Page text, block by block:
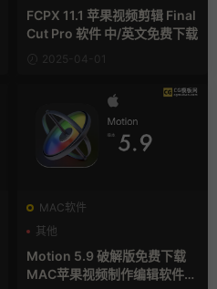
FCPX 11.1 苹果视频剪辑 Final
Cut Pro 软件 中/英文免费下载
2025-04-01
MAC软件
其他
Motion 5.9 破解版免费下载
MAC苹果视频制作编辑软件